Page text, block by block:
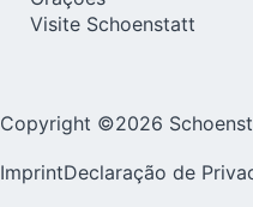
Visite Schoenstatt
Copyright ©2026
ImprintDeclaração de